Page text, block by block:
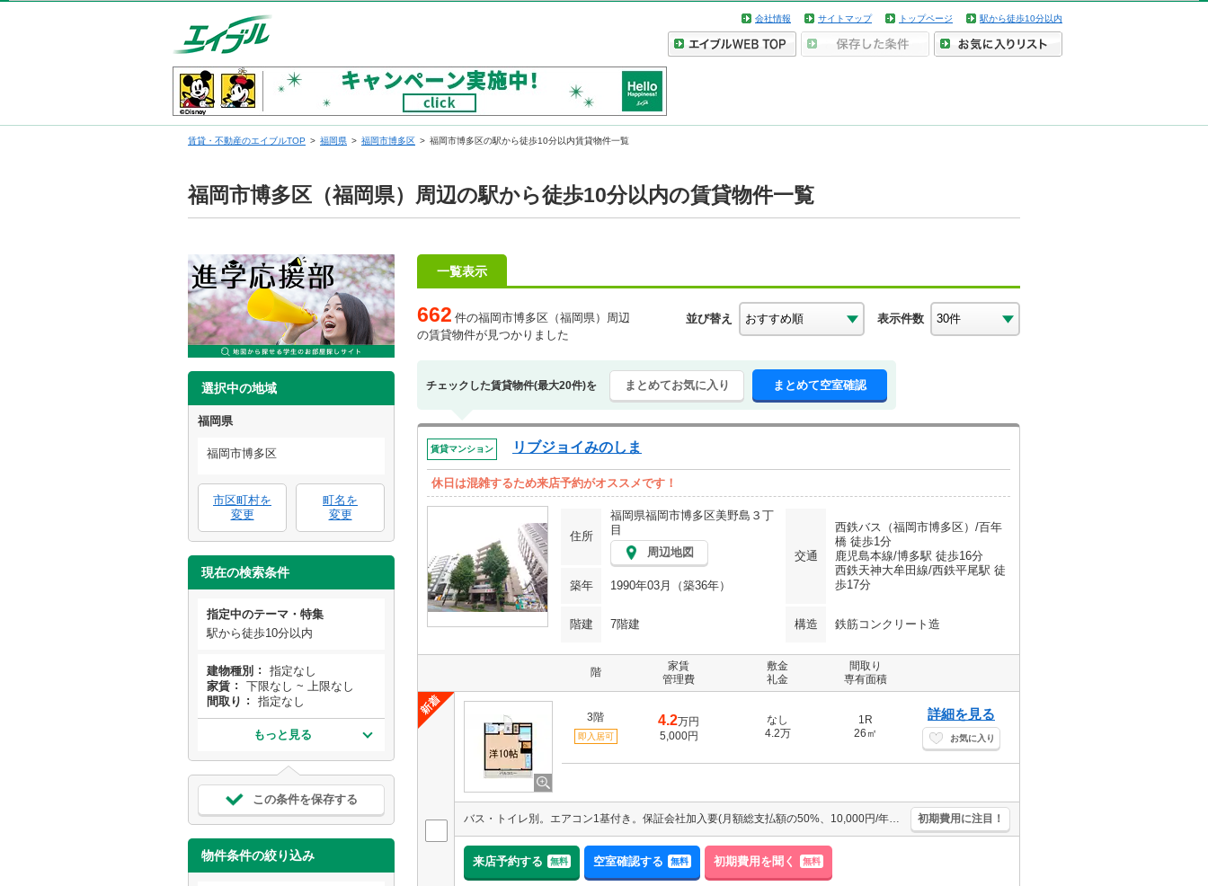
会社情報 サイトマップ トップページ 駅から徒歩10分以内
賃貸・不動産のエイブルTOP 福岡県 福岡市博多区 福岡市博多区の駅から徒歩10分以内賃貸物件一覧
福岡市博多区（福岡県）周辺の駅から徒歩10分以内の賃貸物件一覧
選択中の地域
福岡県
福岡市博多区
市区町村を
変更
町名を
変更
現在の検索条件
指定中のテーマ・特集
駅から徒歩10分以内
建物種別
指定なし
家賃
下限なし ~ 上限なし
間取り
指定なし
もっと見る
この条件を保存する
物件条件の絞り込み
一覧表示
662 件の福岡市博多区（福岡県）周辺
の賃貸物件が見つかりました
並び替え 表示件数
チェックした賃貸物件(最大20件)を まとめてお気に入り まとめて空室確認
賃貸マンション リブジョイみのしま
休日は混雑するため来店予約がオススメです！
住所
福岡県福岡市博多区美野島３丁
目
周辺地図
交通
西鉄バス（福岡市博多区）/百年
橋 徒歩1分
鹿児島本線/博多駅 徒歩16分
西鉄天神大牟田線/西鉄平尾駅 徒
歩17分
築年 1990年03月（築36年）
階建 7階建 構造 鉄筋コンクリート造
階
家賃
管理費
敷金
礼金
間取り
専有面積
3階
即入居可
4.2万円
5,000円
なし
4.2万
1R
26㎡
詳細を見る
お気に入り
バス・トイレ別。エアコン1基付き。保証会社加入要(月額総支払額の50%、10,000円/年)。保証会社加入要(初回30,000円、月次保証料1%)。 初期費用に注目！
来店予約する 無料 空室確認する 無料 初期費用を聞く 無料